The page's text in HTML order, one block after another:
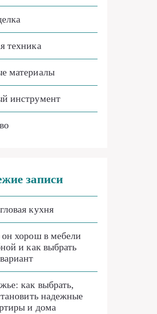
техника
материалы
инструмент
записи
кухня
хорош в мебели
и как выбрать
как выбрать,
надежные
и дома